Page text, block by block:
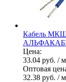
Кабель
Цена:
33.04 руб. / м
Оптовая
32.38 руб. / м